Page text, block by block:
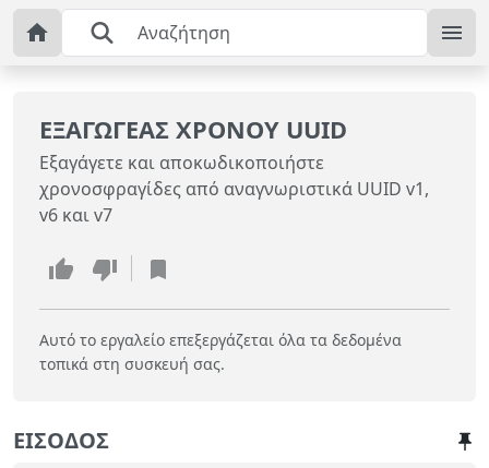
ΕΞΑΓΩΓΈΑΣ ΧΡΌΝΟΥ UUID
Εξαγάγετε και αποκωδικοποιήστε
χρονοσφραγίδες από αναγνωριστικά UUID v1,
v6 και v7
Αυτό το εργαλείο επεξεργάζεται όλα τα δεδομένα
τοπικά στη συσκευή σας.
ΕΊΣΟΔΟΣ